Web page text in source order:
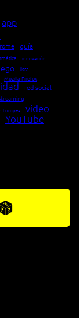
app
guía
innovación
lista
Mozilla Firefox
red social
Europea vídeo
YouTube